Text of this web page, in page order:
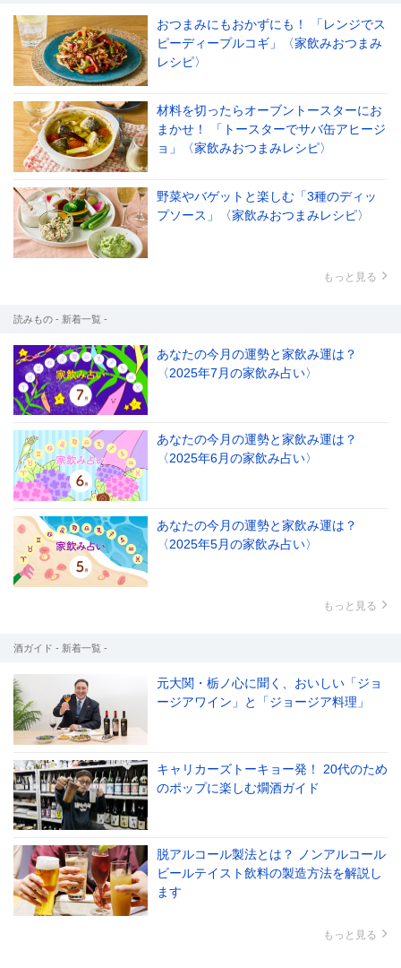
おつまみにもおかずにも！ 「レンジでス
ピーディープルコギ」〈家飲みおつまみ
レシピ〉
材料を切ったらオーブントースターにお
まかせ！ 「トースターでサバ缶アヒージ
ョ」〈家飲みおつまみレシピ〉
野菜やバゲットと楽しむ「3種のディッ
プソース」〈家飲みおつまみレシピ〉
もっと見る
読みもの - 新着一覧 -
あなたの今月の運勢と家飲み運は？
〈2025年7月の家飲み占い〉
あなたの今月の運勢と家飲み運は？
〈2025年6月の家飲み占い〉
あなたの今月の運勢と家飲み運は？
〈2025年5月の家飲み占い〉
もっと見る
酒ガイド - 新着一覧 -
元大関・栃ノ心に聞く、おいしい「ジョ
ージアワイン」と「ジョージア料理」
キャリカーズトーキョー発！ 20代のため
のポップに楽しむ燗酒ガイド
脱アルコール製法とは？ ノンアルコール
ビールテイスト飲料の製造方法を解説し
ます
もっと見る